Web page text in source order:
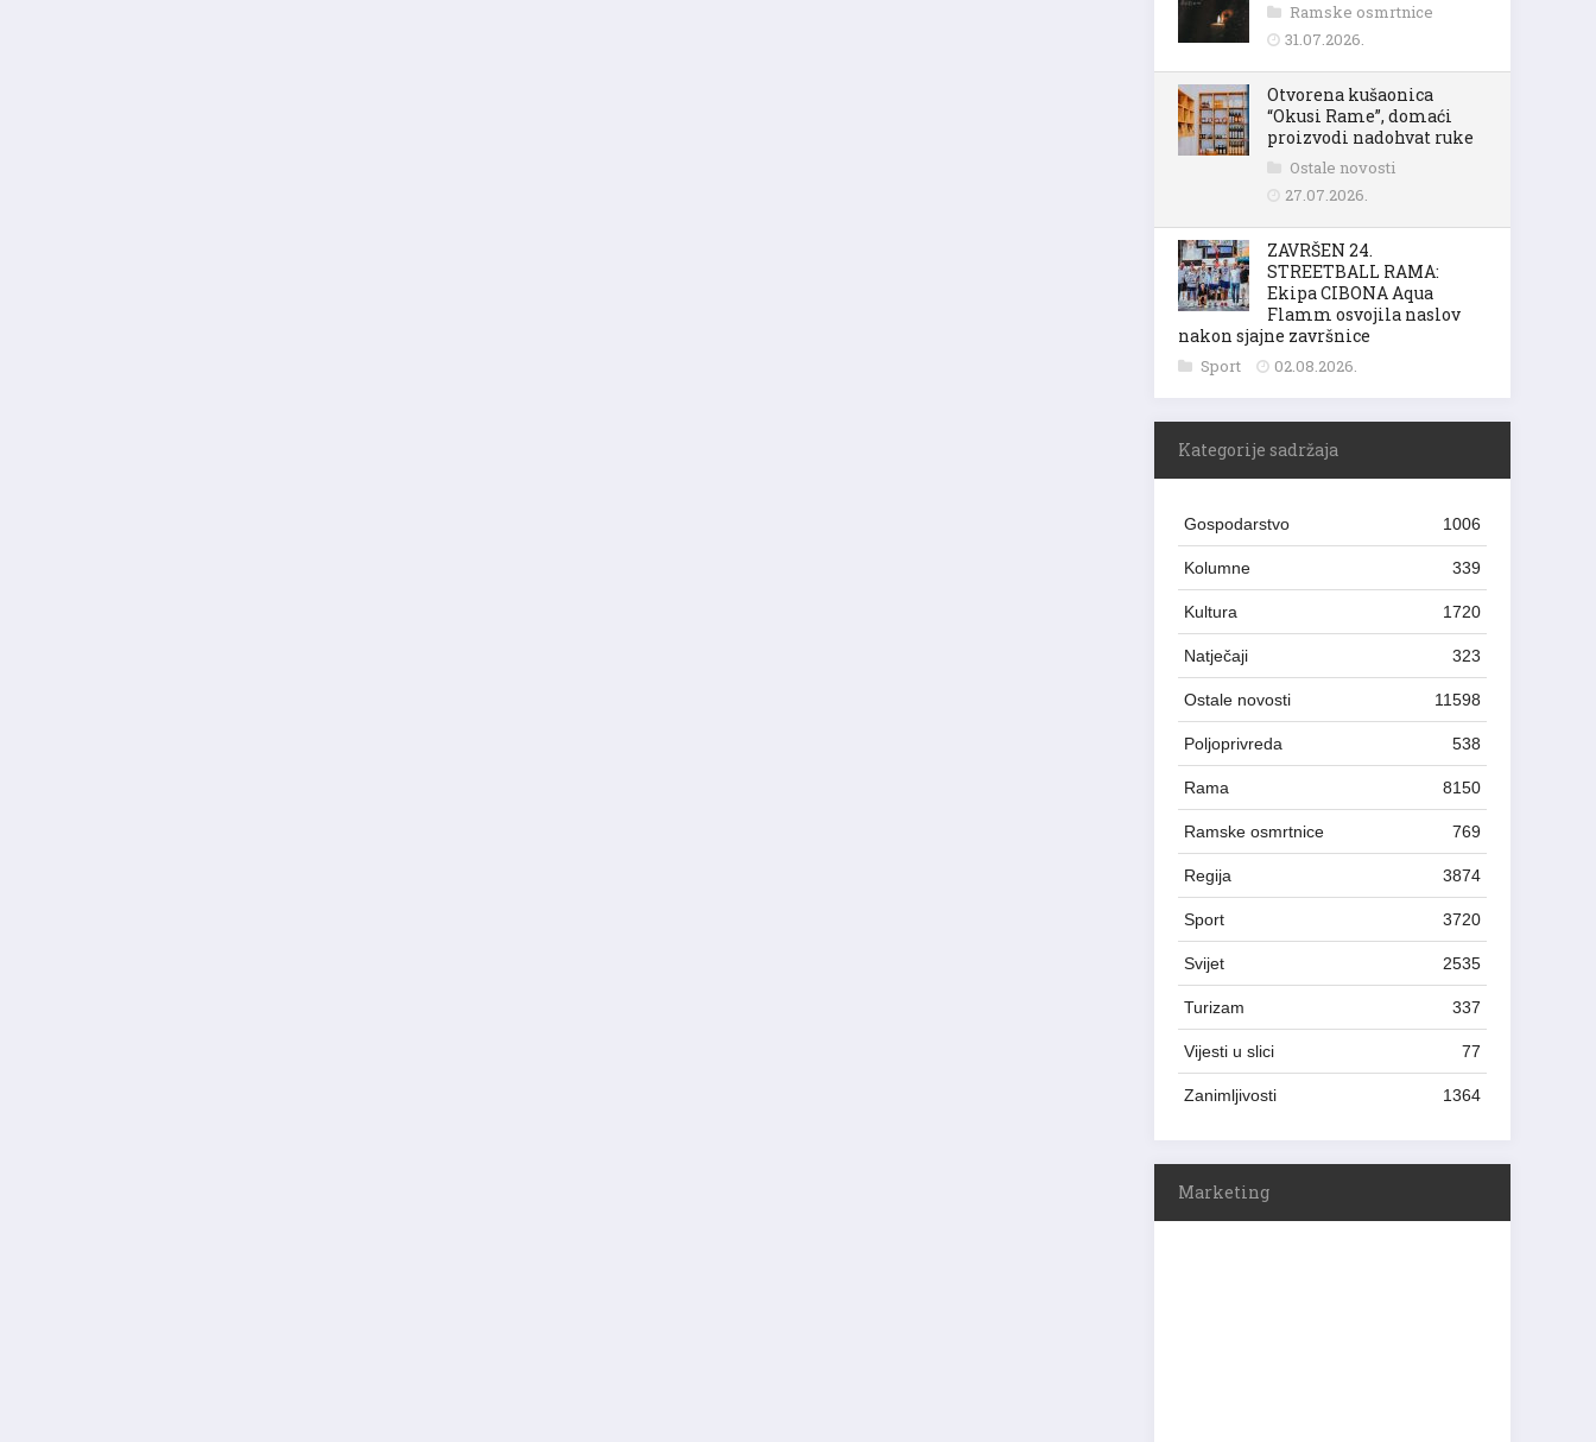
Ramske osmrtnice
31.07.2026.
Otvorena kušaonica
“Okusi Rame”, domaći
proizvodi nadohvat ruke
Ostale novosti
27.07.2026.
ZAVRŠEN 24.
STREETBALL RAMA:
Ekipa CIBONA Aqua
Flamm osvojila naslov
nakon sjajne završnice
Sport 02.08.2026.
Kategorije sadržaja
Gospodarstvo 1006
Kolumne 339
Kultura 1720
Natječaji 323
Ostale novosti 11598
Poljoprivreda 538
Rama 8150
Ramske osmrtnice 769
Regija 3874
Sport 3720
Svijet 2535
Turizam 337
Vijesti u slici 77
Zanimljivosti 1364
Marketing